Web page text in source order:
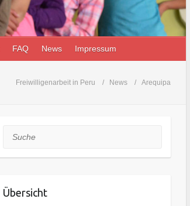
FAQ News Impressum
Freiwilligenarbeit in Peru News Arequipa
Suche
Übersicht